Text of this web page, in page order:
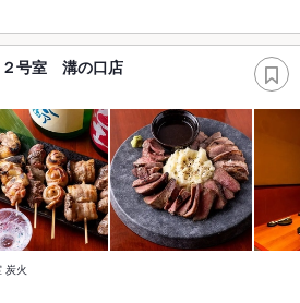
号室 溝の口店
炭火